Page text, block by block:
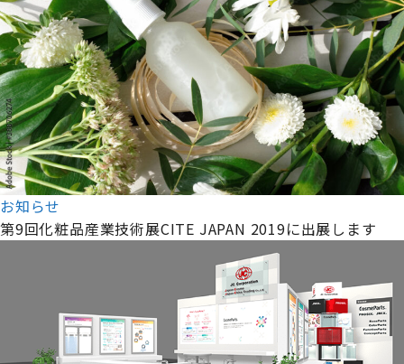
お知らせ
第9回化粧品産業技術展CITE JAPAN 2019に出展します